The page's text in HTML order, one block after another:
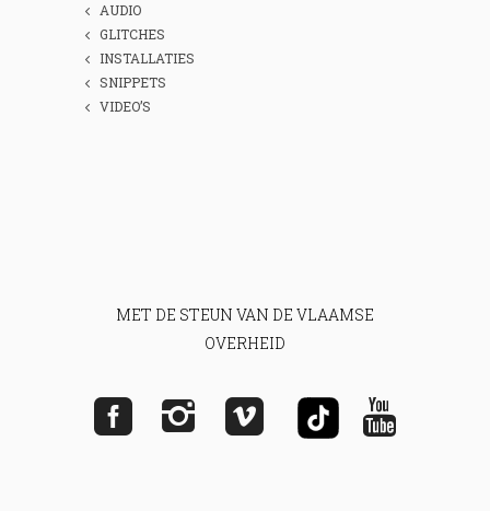
AUDIO
GLITCHES
INSTALLATIES
SNIPPETS
VIDEO’S
MET DE STEUN VAN DE VLAAMSE
OVERHEID